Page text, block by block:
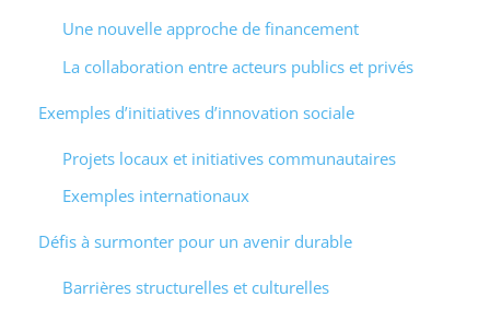
Une nouvelle approche de financement
La collaboration entre acteurs publics et privés
Exemples d’initiatives d’innovation sociale
Projets locaux et initiatives communautaires
Exemples internationaux
Défis à surmonter pour un avenir durable
Barrières structurelles et culturelles